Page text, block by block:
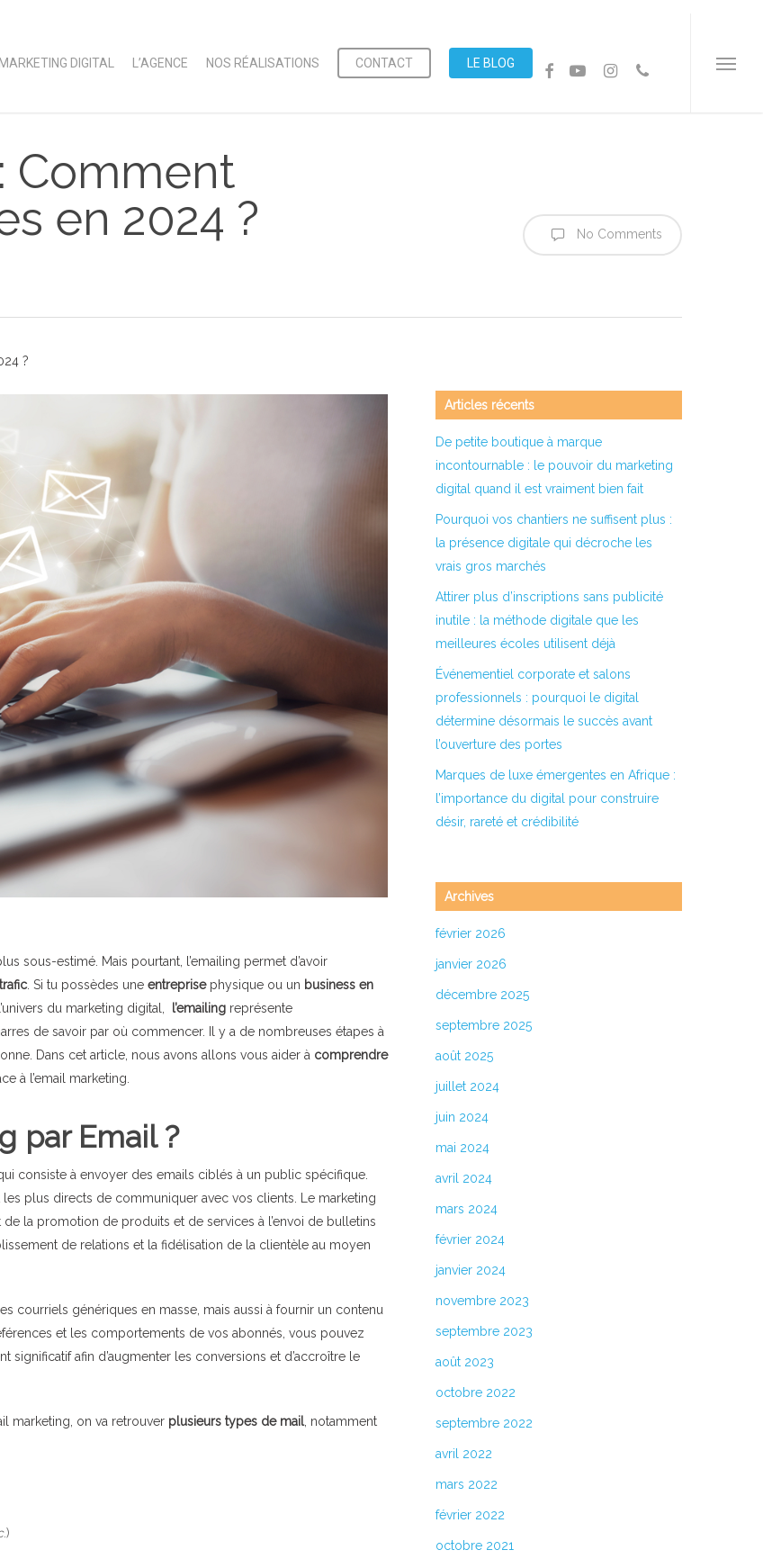
DIGITAL L’AGENCE NOS RÉALISATIONS CONTACT LE BLOG FACEBOOKYOUTUBEINSTAGRAM
PHONE Menu
Comment
en 2024 ?
No Comments
?
sous-estimé. Mais pourtant, l’emailing permet d’avoir
. Si tu possèdes une entreprisephysique ou un business en
du marketing digital, l’emailing représente
de savoir par où commencer. Il y a de nombreuses étapes à
Dans cet article, nous avons allons vous aider à comprendre
à l’email marketing.
par Email ?
consiste à envoyer des emails ciblés à un public spécifique.
plus directs de communiquer avec vos clients. Le marketing
la promotion de produits et de services à l’envoi de bulletins
de relations et la fidélisation de la clientèle au moyen
courriels génériques en masse, mais aussi à fournir un contenu
et les comportements de vos abonnés, vous pouvez
afin d’augmenter les conversions et d’accroître le
marketing, on va retrouver plusieurs types de mail, notamment
.)
Articles récents
De petite boutique à marque
incontournable : le pouvoir du marketing
digital quand il est vraiment bien fait
Pourquoi vos chantiers ne suffisent plus :
la présence digitale qui décroche les
vrais gros marchés
Attirer plus d’inscriptions sans publicité
inutile : la méthode digitale que les
meilleures écoles utilisent déjà
Événementiel corporate et salons
professionnels : pourquoi le digital
détermine désormais le succès avant
l’ouverture des portes
Marques de luxe émergentes en Afrique :
l’importance du digital pour construire
désir, rareté et crédibilité
Archives
février 2026
janvier 2026
décembre 2025
septembre 2025
août 2025
juillet 2024
juin 2024
mai 2024
avril 2024
mars 2024
février 2024
janvier 2024
novembre 2023
septembre 2023
août 2023
octobre 2022
septembre 2022
avril 2022
mars 2022
février 2022
octobre 2021